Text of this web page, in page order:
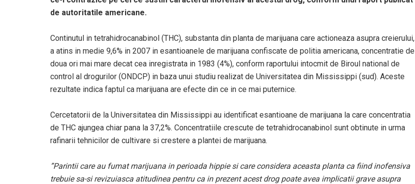
de autoritatile americane.
Continutul in tetrahidrocanabinol (THC), substanta din planta de marijuana care actioneaza asupra creierului,
a atins in medie 9,6% in 2007 in esantioanele de marijuana confiscate de politia americana, concentratie de
doua ori mai mare decat cea inregistrata in 1983 (4%), conform raportului intocmit de Biroul national de
control al drogurilor (ONDCP) in baza unui studiu realizat de Universitatea din Mississippi (sud). Aceste
rezultate indica faptul ca marijuana are efecte din ce in ce mai puternice.
Cercetatorii de la Universitatea din Mississippi au identificat esantioane de marijuana la care concentratia
de THC ajungea chiar pana la 37,2%. Concentratiile crescute de tetrahidrocanabinol sunt obtinute in urma
rafinarii tehnicilor de cultivare si crestere a plantei de marijuana.
”Parintii care au fumat marijuana in perioada hippie si care considera aceasta planta ca fiind inofensiva
trebuie sa-si revizuiasca atitudinea pentru ca in prezent acest drog poate avea implicatii grave asupra